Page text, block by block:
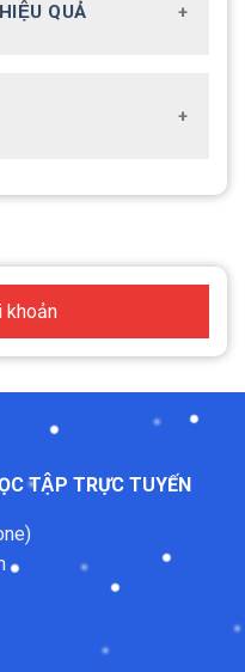
QUẢ
khoản
TẬP TRỰC TUYẾN